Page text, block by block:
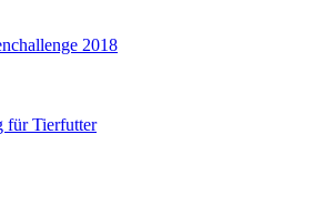
2018
für Tierfutter